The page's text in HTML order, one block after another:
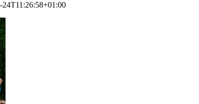
24T11:26:58+01:00